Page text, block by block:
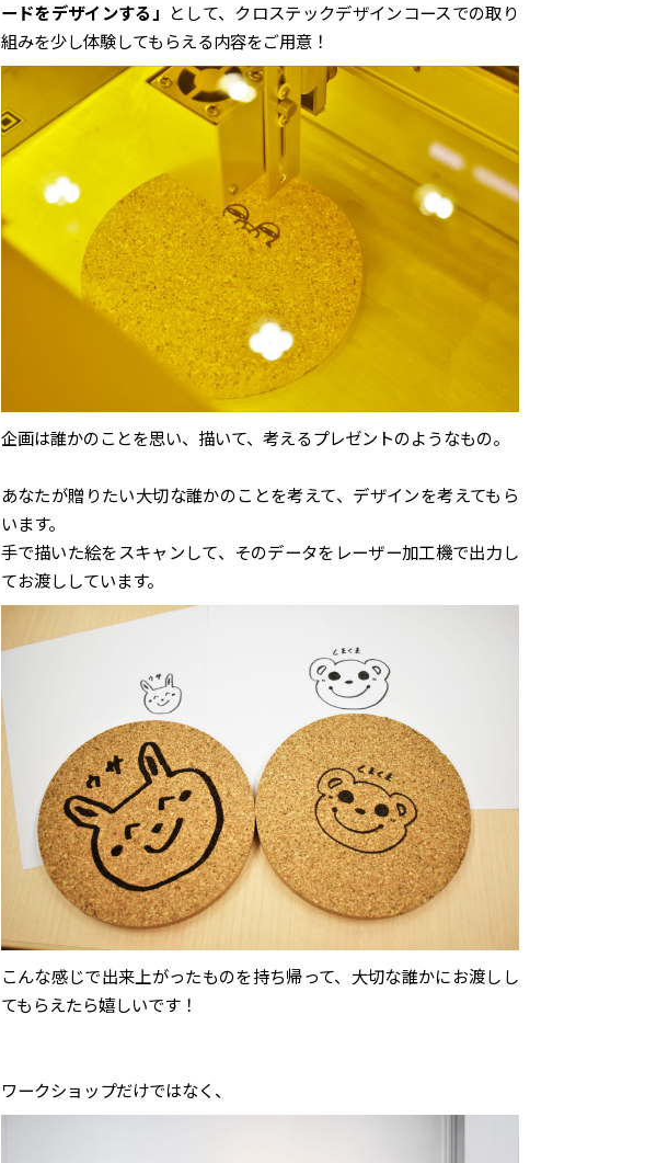
ードをデザインする」 として、クロステックデザインコースでの取り
組みを少し体験してもらえる内容をご用意！
企画は誰かのことを思い、描いて、考えるプレゼントのようなもの。
あなたが贈りたい大切な誰かのことを考えて、デザインを考えてもら
います。
手で描いた絵をスキャンして、そのデータをレーザー加工機で出力し
てお渡ししています。
こんな感じで出来上がったものを持ち帰って、大切な誰かにお渡しし
てもらえたら嬉しいです！
ワークショップだけではなく、